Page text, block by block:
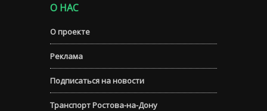
О НАС
О проекте
Реклама
Подписаться на новости
Транспорт Ростова-на-Дону